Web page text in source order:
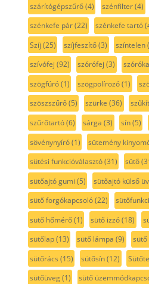
szárítógépszűrő(4) szénfilter(4)
szénkefe pár(22) szénkefe tartó
Szíj (25) szíjfeszítő(3) színtelen
szívófej (92) szórófej (3)
szögfúró(1) szögpolírozó(1)
szöszszűrő(5) szürke (36)
szűrőtartó(6) sárga (3) sín(5)
sövénynyíró(1) sütemény
sütési funkcióválasztó(31) sütő
sütőajtó gumi (5) sütőajtó külső
sütő forgókapcsoló(22)
sütő hőmérő(1) sütő izzó(18)
sütőlap(13) sütő lámpa (9)
sütőrács (15) sütősín(12)
sütőüveg(1) sütő